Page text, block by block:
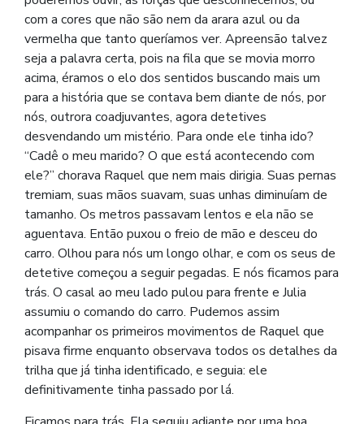
com a cores que não são nem da arara azul ou da
vermelha que tanto queríamos ver. Apreensão talvez
seja a palavra certa, pois na fila que se movia morro
acima, éramos o elo dos sentidos buscando mais um
para a história que se contava bem diante de nós, por
nós, outrora coadjuvantes, agora detetives
desvendando um mistério. Para onde ele tinha ido?
“Cadê o meu marido? O que está acontecendo com
ele?” chorava Raquel que nem mais dirigia. Suas pernas
tremiam, suas mãos suavam, suas unhas diminuíam de
tamanho. Os metros passavam lentos e ela não se
aguentava. Então puxou o freio de mão e desceu do
carro. Olhou para nós um longo olhar, e com os seus de
detetive começou a seguir pegadas. E nós ficamos para
trás. O casal ao meu lado pulou para frente e Julia
assumiu o comando do carro. Pudemos assim
acompanhar os primeiros movimentos de Raquel que
pisava firme enquanto observava todos os detalhes da
trilha que já tinha identificado, e seguia: ele
definitivamente tinha passado por lá.